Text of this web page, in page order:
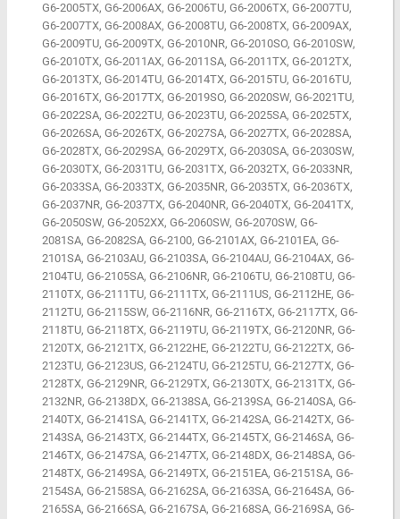
G6-2005TX, G6-2006AX, G6-2006TU, G6-2006TX, G6-2007TU,
G6-2007TX, G6-2008AX, G6-2008TU, G6-2008TX, G6-2009AX,
G6-2009TU, G6-2009TX, G6-2010NR, G6-2010SO, G6-2010SW,
G6-2010TX, G6-2011AX, G6-2011SA, G6-2011TX, G6-2012TX,
G6-2013TX, G6-2014TU, G6-2014TX, G6-2015TU, G6-2016TU,
G6-2016TX, G6-2017TX, G6-2019SO, G6-2020SW, G6-2021TU,
G6-2022SA, G6-2022TU, G6-2023TU, G6-2025SA, G6-2025TX,
G6-2026SA, G6-2026TX, G6-2027SA, G6-2027TX, G6-2028SA,
G6-2028TX, G6-2029SA, G6-2029TX, G6-2030SA, G6-2030SW,
G6-2030TX, G6-2031TU, G6-2031TX, G6-2032TX, G6-2033NR,
G6-2033SA, G6-2033TX, G6-2035NR, G6-2035TX, G6-2036TX,
G6-2037NR, G6-2037TX, G6-2040NR, G6-2040TX, G6-2041TX,
G6-2050SW, G6-2052XX, G6-2060SW, G6-2070SW, G6-
2081SA, G6-2082SA, G6-2100, G6-2101AX, G6-2101EA, G6-
2101SA, G6-2103AU, G6-2103SA, G6-2104AU, G6-2104AX, G6-
2104TU, G6-2105SA, G6-2106NR, G6-2106TU, G6-2108TU, G6-
2110TX, G6-2111TU, G6-2111TX, G6-2111US, G6-2112HE, G6-
2112TU, G6-2115SW, G6-2116NR, G6-2116TX, G6-2117TX, G6-
2118TU, G6-2118TX, G6-2119TU, G6-2119TX, G6-2120NR, G6-
2120TX, G6-2121TX, G6-2122HE, G6-2122TU, G6-2122TX, G6-
2123TU, G6-2123US, G6-2124TU, G6-2125TU, G6-2127TX, G6-
2128TX, G6-2129NR, G6-2129TX, G6-2130TX, G6-2131TX, G6-
2132NR, G6-2138DX, G6-2138SA, G6-2139SA, G6-2140SA, G6-
2140TX, G6-2141SA, G6-2141TX, G6-2142SA, G6-2142TX, G6-
2143SA, G6-2143TX, G6-2144TX, G6-2145TX, G6-2146SA, G6-
2146TX, G6-2147SA, G6-2147TX, G6-2148DX, G6-2148SA, G6-
2148TX, G6-2149SA, G6-2149TX, G6-2151EA, G6-2151SA, G6-
2154SA, G6-2158SA, G6-2162SA, G6-2163SA, G6-2164SA, G6-
2165SA, G6-2166SA, G6-2167SA, G6-2168SA, G6-2169SA, G6-